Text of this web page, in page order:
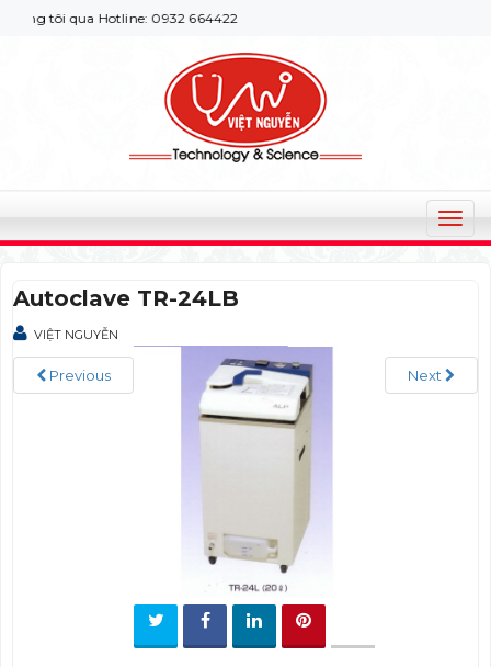
tôi qua Hotline: 0932 664422
T
o
n
a
Autoclave TR-24LB
VIỆT NGUYỄN
Previous Next